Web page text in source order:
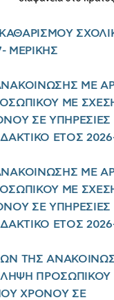
ΜΕΡΙΚΗΣ
ΜΕ
ΜΕ
ΣΕ ΥΠΗΡΕΣΙΕΣ
ΕΤΟΣ
ΜΕ
ΜΕ
ΣΕ ΥΠΗΡΕΣΙΕΣ
ΕΤΟΣ
ΤΗΣ
ΧΡΟΝΟΥ ΣΕ